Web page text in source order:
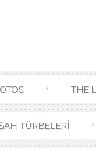
THE
TÜRBELERİ